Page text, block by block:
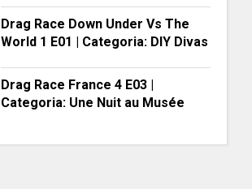
Drag Race Down Under Vs The
World 1 E01 | Categoria: DIY Divas
Drag Race France 4 E03 |
Categoria: Une Nuit au Musée